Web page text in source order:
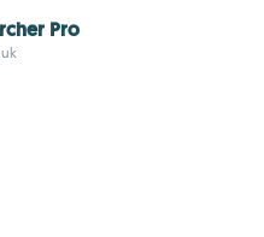
Pro